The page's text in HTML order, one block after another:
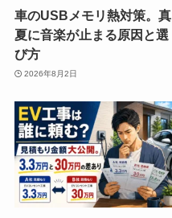
車のUSBメモリ熱対策。真
夏に音楽が止まる原因と選
び方
2026年8月2日